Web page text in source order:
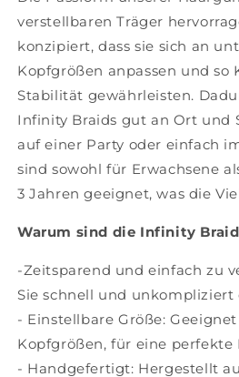
verstellbaren Träger
konzipiert, dass sie sich an
Kopfgrößen anpassen und so
Stabilität gewährleisten.
Infinity Braids gut an Ort und
auf einer Party oder einfach
sind sowohl für Erwachsene
3 Jahren geeignet, was die
Warum sind die Infinity
-Zeitsparend und einfach zu
Sie schnell und unkompliziert
- Einstellbare Größe:
Kopfgrößen, für eine perfekte
- Handgefertigt: Hergestellt